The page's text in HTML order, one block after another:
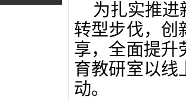
为扎实推
转型步伐，创
享，全面提升
育教研室以线
动。